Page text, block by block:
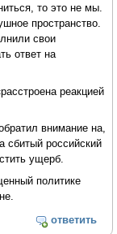
то это не мы.
пространство.
свои
ответ на
реакцией
внимание на,
сбитый российский
ущерб.
политике
ответить